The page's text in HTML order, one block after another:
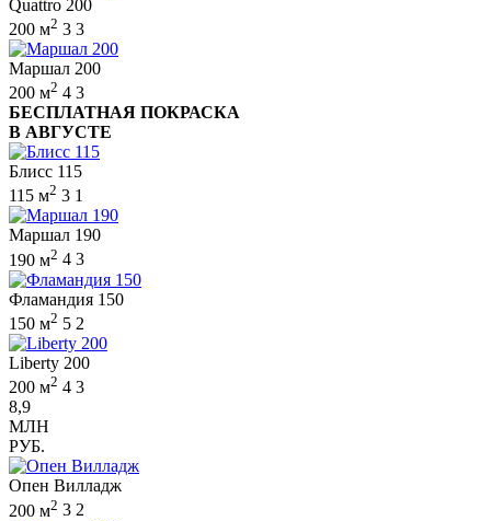
Quattro 200
200 м2 3 3
Маршал 200
200 м2 4 3
БЕСПЛАТНАЯ ПОКРАСКА
В АВГУСТЕ
Блисс 115
115 м2 3 1
Маршал 190
190 м2 4 3
Фламандия 150
150 м2 5 2
Liberty 200
200 м2 4 3
8,9
МЛН
РУБ.
Опен Вилладж
200 м2 3 2